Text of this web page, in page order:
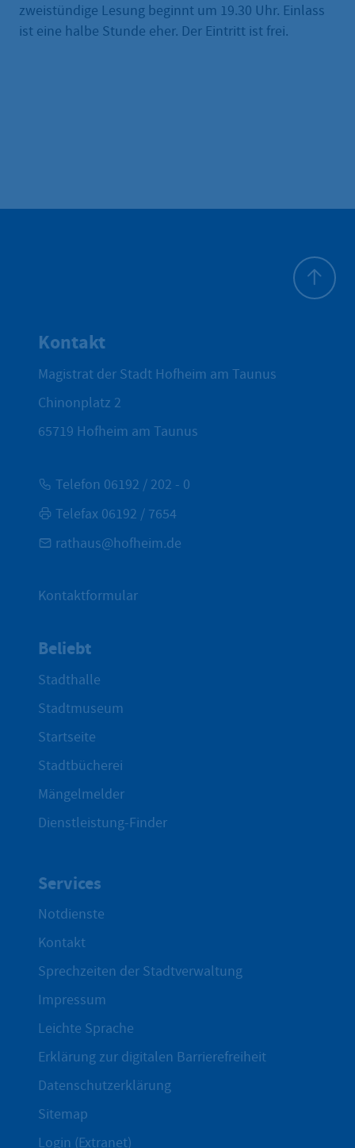
zweistündige Lesung beginnt um 19.30 Uhr. Einlass
ist eine halbe Stunde eher. Der Eintritt ist frei.
Kontakt
Magistrat der Stadt Hofheim am Taunus
Chinonplatz 2
65719 Hofheim am Taunus
Telefon 06192 / 202 - 0
Telefax 06192 / 7654
rathaus@hofheim.de
Kontaktformular
Beliebt
Stadthalle
Stadtmuseum
Startseite
Stadtbücherei
Mängelmelder
Dienstleistung-Finder
Services
Notdienste
Kontakt
Sprechzeiten der Stadtverwaltung
Impressum
Leichte Sprache
Erklärung zur digitalen Barrierefreiheit
Datenschutzerklärung
Sitemap
Login (Extranet)